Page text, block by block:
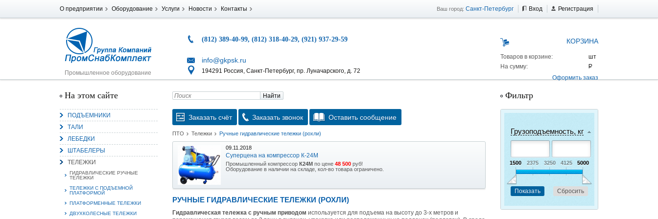
О предприятии Оборудование Услуги Новости Контакты Ваш город: Санкт-Петербург Вход Регистрация
Промышленное оборудование
(812) 389-40-99, (812) 318-40-29, (921) 937-29-59
info@gkpsk.ru
194291 Россия, Санкт-Петербург, пр. Луначарского, д. 72
КОРЗИНА
Товаров в корзине:
На сумму:
Оформить заказ
На этом сайте
ПОДЪЕМНИКИ
ТАЛИ
ЛЕБЕДКИ
ШТАБЕЛЕРЫ
ТЕЛЕЖКИ
ГИДРАВЛИЧЕСКИЕ РУЧНЫЕ
ТЕЛЕЖКИ
ТЕЛЕЖКИ С ПОДЪЕМНОЙ
ПЛАТФОРМОЙ
ПЛАТФОРМЕННЫЕ ТЕЛЕЖКИ
ДВУХКОЛЕСНЫЕ ТЕЛЕЖКИ
Найти
Заказать счёт Заказать звонок Оставить сообщение
ПТО Тележки Ручные гидравлические тележки (рохли)
09.11.2018
Суперцена на компрессор К-24М
Промышленный компрессор К24М по цене 48 500 руб!
Оборудование в наличии на складе, кол-во товара ограничено.
15.10.2018
Уникальная возможность приобрести (в наличии на складе) тележку гидравлическую AS 25 г/п
РУЧНЫЕ ГИДРАВЛИЧЕСКИЕ ТЕЛЕЖКИ (РОХЛИ)
Гидравлическая тележка с ручным приводом используется для подъема на высоту до 3-х метров и
Фильтр
Грузоподъемность, кг
1500 2375 3250 4125 5000